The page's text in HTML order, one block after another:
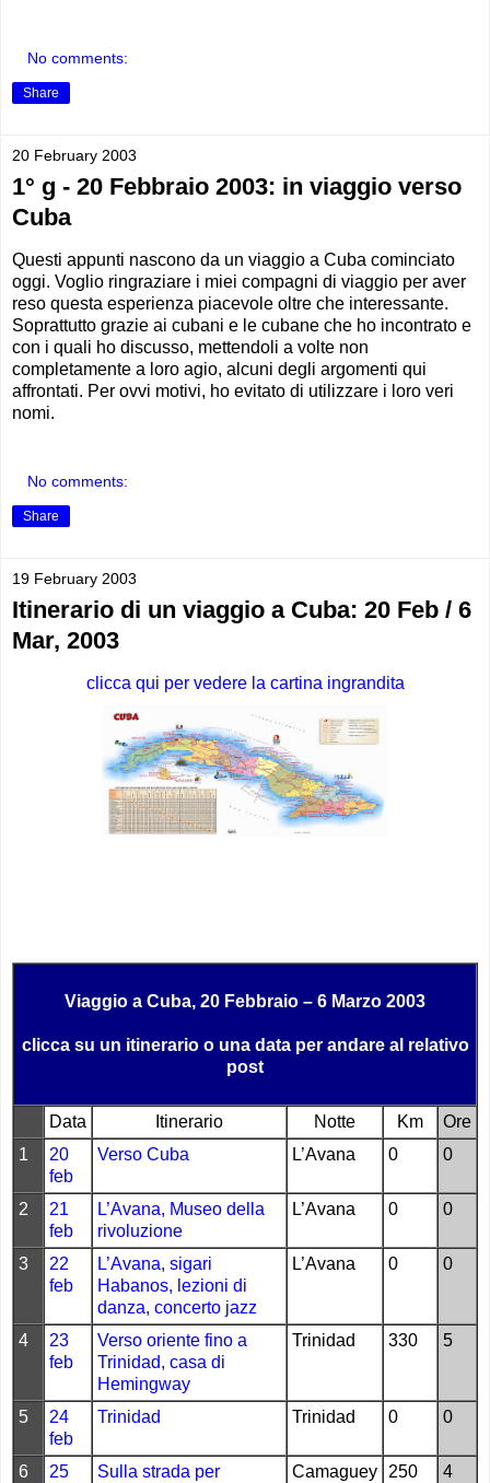
No comments:
Share
20 February 2003
1° g - 20 Febbraio 2003: in viaggio verso
Cuba
Questi appunti nascono da un viaggio a Cuba cominciato
oggi. Voglio ringraziare i miei compagni di viaggio per aver
reso questa esperienza piacevole oltre che interessante.
Soprattutto grazie ai cubani e le cubane che ho incontrato e
con i quali ho discusso, mettendoli a volte non
completamente a loro agio, alcuni degli argomenti qui
affrontati. Per ovvi motivi, ho evitato di utilizzare i loro veri
nomi.
No comments:
Share
19 February 2003
Itinerario di un viaggio a Cuba: 20 Feb / 6
Mar, 2003
clicca qui per vedere la cartina ingrandita
Viaggio a Cuba, 20 Febbraio – 6 Marzo 2003
clicca su un itinerario o una data per andare al relativo
post
Data Itinerario Notte Km
Ore
1
20
feb
Verso Cuba L’Avana 0 0
2
21
feb
L’Avana, Museo della
rivoluzione
L’Avana 0 0
3
22
feb
L’Avana, sigari
Habanos, lezioni di
danza, concerto jazz
L’Avana 0 0
4
23
feb
Verso oriente fino a
Trinidad, casa di
Hemingway
Trinidad 330 5
5
24
feb
Trinidad Trinidad 0 0
6
25
Sulla strada per
Camaguey 250 4